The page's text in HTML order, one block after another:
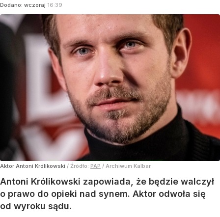
Dodano: wczoraj 16:39
Aktor Antoni Królikowski / Źródło: PAP / Archiwum Kalbar
Antoni Królikowski zapowiada, że będzie walczył
o prawo do opieki nad synem. Aktor odwoła się
od wyroku sądu.